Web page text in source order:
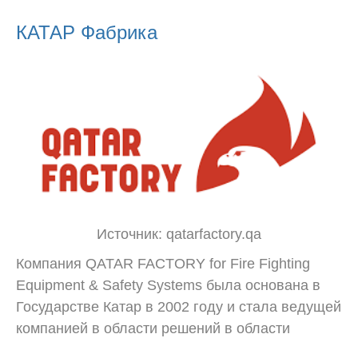
КАТАР Фабрика
Источник: qatarfactory.qa
Компания QATAR FACTORY for Fire Fighting
Equipment & Safety Systems была основана в
Государстве Катар в 2002 году и стала ведущей
компанией в области решений в области